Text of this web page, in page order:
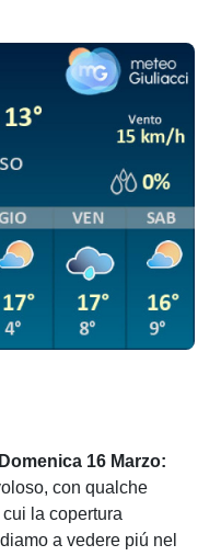
16 Marzo:
con qualche
la copertura
a vedere piú nel